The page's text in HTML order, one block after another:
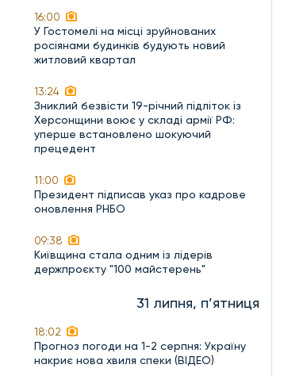
16:00
У Гостомелі на місці зруйнованих
росіянами будинків будують новий
житловий квартал
13:24
Зниклий безвісти 19-річний підліток із
Херсонщини воює у складі армії РФ:
уперше встановлено шокуючий
прецедент
11:00
Президент підписав указ про кадрове
оновлення РНБО
09:38
Київщина стала одним із лідерів
держпроєкту "100 майстерень"
31 липня, п’ятниця
18:02
Прогноз погоди на 1-2 серпня: Україну
накриє нова хвиля спеки (ВІДЕО)